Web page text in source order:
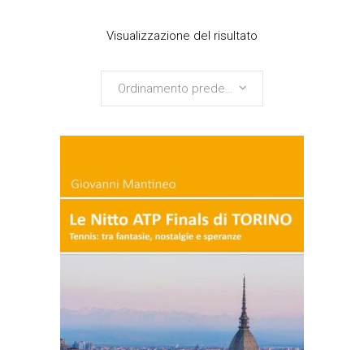
Visualizzazione del risultato
Ordinamento predefinito